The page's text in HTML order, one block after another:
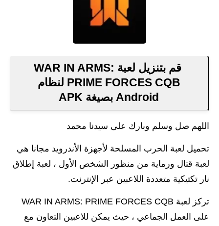
قم بتنزيل لعبة WAR IN ARMS:
PRIME FORCES CQB لنظام
Android بصيغة APK
اللهم صل وسلم وبارك على سيدنا محمد
تحميل لعبة الحرب المسلحة لأجهزة الأندرويد مجانا هي
لعبة قتال ورماية من منظور الشخص الأول ، لعبة إطلاق
نار تكتيكية متعددة اللاعبين عبر الإنترنت.
تركز لعبة WAR IN ARMS: PRIME FORCES CQB
على العمل الجماعي ، حيث يمكن للاعبين التعاون مع